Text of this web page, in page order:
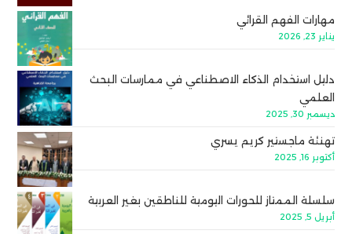
مهارات الفهم القرائي
يناير 23, 2026
دليل استخدام الذكاء الاصطناعي في ممارسات البحث
العلمي
ديسمبر 30, 2025
تهنئة ماجستير كريم يسري
أكتوبر 16, 2025
سلسلة الممتاز للحورات اليومية للناطقين بغير العربية
أبريل 5, 2025